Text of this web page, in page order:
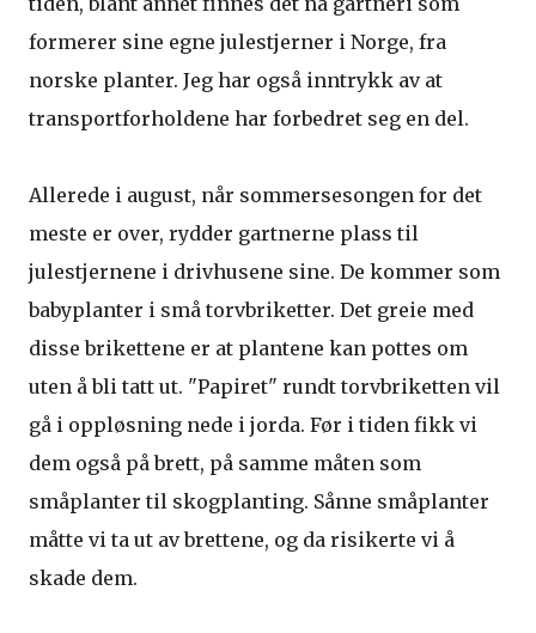
formerer sine egne julestjerner i Norge, fra
norske planter. Jeg har også inntrykk av at
transportforholdene har forbedret seg en del.
Allerede i august, når sommersesongen for det
meste er over, rydder gartnerne plass til
julestjernene i drivhusene sine. De kommer som
babyplanter i små torvbriketter. Det greie med
disse brikettene er at plantene kan pottes om
uten å bli tatt ut. "Papiret" rundt torvbriketten vil
gå i oppløsning nede i jorda. Før i tiden fikk vi
dem også på brett, på samme måten som
småplanter til skogplanting. Sånne småplanter
måtte vi ta ut av brettene, og da risikerte vi å
skade dem.